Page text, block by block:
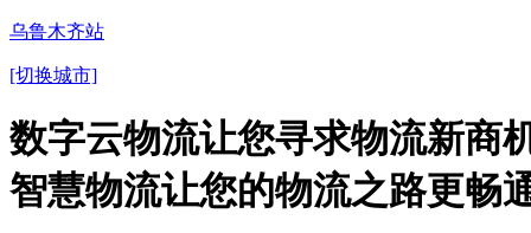
乌鲁木齐站
[切换城市]
数字云物流让您寻求物流新商
智慧物流让您的物流之路更畅